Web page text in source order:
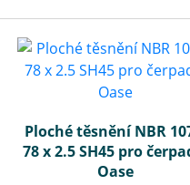
Ploché těsnění NBR
78 x 2.5 SH45 pro
Oase